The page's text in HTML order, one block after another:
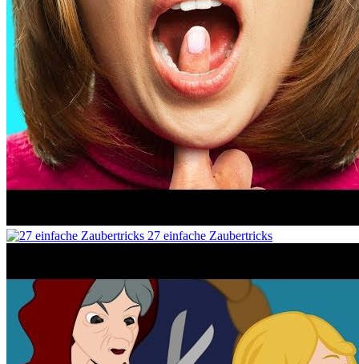
27 einfache Zaubertricks